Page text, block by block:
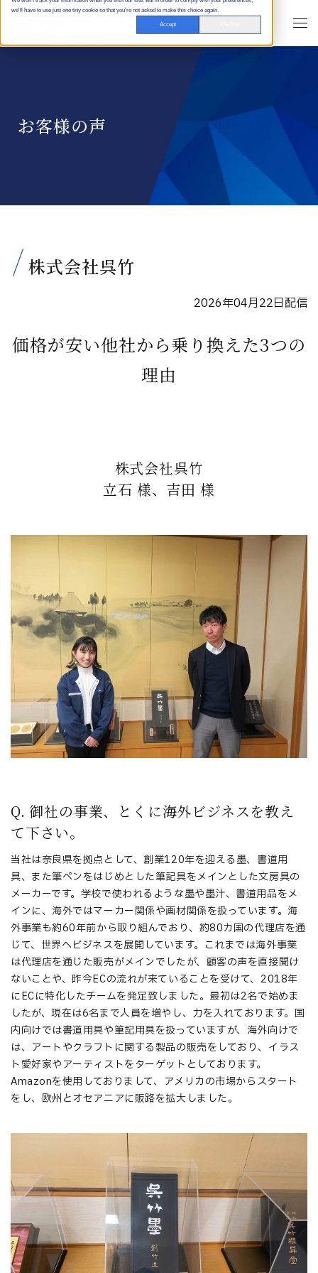
we'll have to use just one tiny cookie so that you're not asked to make this choice again.
Accept
お客様の声
株式会社呉竹
2026年04月22日配信
価格が安い他社から乗り換えた3つの
理由
株式会社呉竹
立石 様、吉田 様
Q. 御社の事業、とくに海外ビジネスを教え
て下さい。
当社は奈良県を拠点として、創業120年を迎える墨、書道用
具、また筆ペンをはじめとした筆記具をメインとした文房具の
メーカーです。学校で使われるような墨や墨汁、書道用品をメ
インに、海外ではマーカー関係や画材関係を扱っています。海
外事業も約60年前から取り組んでおり、約80カ国の代理店を通
じて、世界へビジネスを展開しています。これまでは海外事業
は代理店を通じた販売がメインでしたが、顧客の声を直接聞け
ないことや、昨今ECの流れが来ていることを受けて、2018年
にECに特化したチームを発足致しました。最初は2名で始めま
したが、現在は6名まで人員を増やし、力を入れております。国
内向けでは書道用具や筆記用具を扱っていますが、海外向けで
は、アートやクラフトに関する製品の販売をしており、イラス
ト愛好家やアーティストをターゲットとしております。
Amazonを使用しておりまして、アメリカの市場からスタート
をし、欧州とオセアニアに販路を拡大しました。